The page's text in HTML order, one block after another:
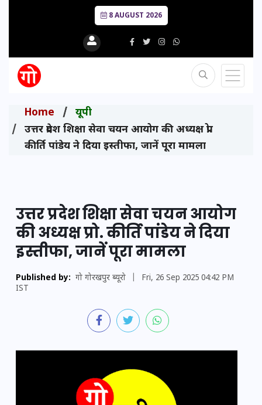
8 AUGUST 2026
Home
यूपी
उत्तर प्रदेश शिक्षा सेवा चयन आयोग की अध्यक्ष प्रो.
कीर्ति पांडेय ने दिया इस्तीफा, जानें पूरा मामला
उत्तर प्रदेश शिक्षा सेवा चयन आयोग
की अध्यक्ष प्रो. कीर्ति पांडेय ने दिया
इस्तीफा, जानें पूरा मामला
Published by: गो गोरखपुर ब्यूरो
Fri, 26 Sep 2025 04:42 PM
IST